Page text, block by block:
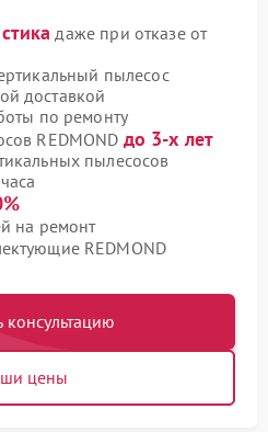
даже при отказе от
пылесос
доставкой
по ремонту
REDMOND до 3-х лет
пылесосов
на ремонт
REDMOND
консультацию
цены